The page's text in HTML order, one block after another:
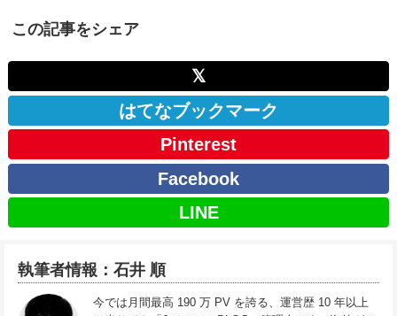
この記事をシェア
𝕏
はてなブックマーク
Pinterest
Facebook
LINE
執筆者情報：石井 順
今では月間最高 190 万 PV を誇る、運営歴 10 年以上